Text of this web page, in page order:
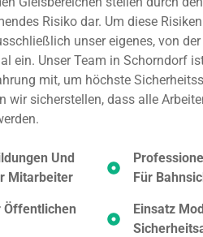
Risiko dar. Um diese
unser eigenes, von
ein. Unser Team in Schorndorf
mit, um höchste
wir sicherstellen, dass alle
Und
Mitarbeiter
Öffentlichen
Für
Einsatz